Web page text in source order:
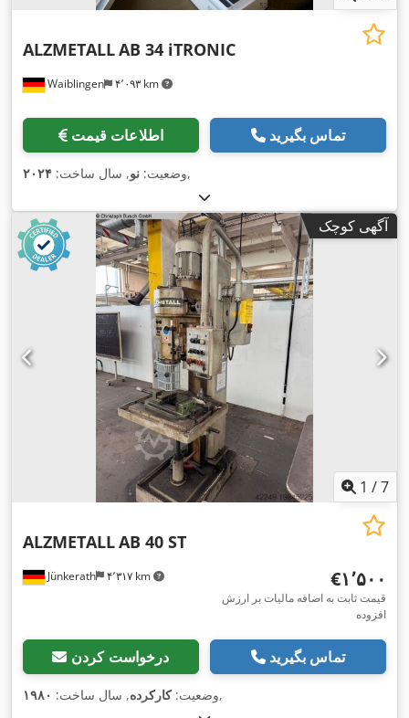
Waiblingen ۴٬۰۹۳ km
ALZMETALLAB 34 iTRONIC
اطلاعات قیمت تماس بگیرید
وضعیت: نو, سال ساخت: ۲۰۲۴ ,
آگهی کوچک
1 /7
Jünkerath ۴٬۳۱۷ km
ALZMETALLAB 40 ST
‎€۱٬۵۰۰
قیمت ثابت به اضافه مالیات بر ارزش
افزوده
درخواست کردن تماس بگیرید
وضعیت:کارکرده, سال ساخت: ۱۹۸۰ ,